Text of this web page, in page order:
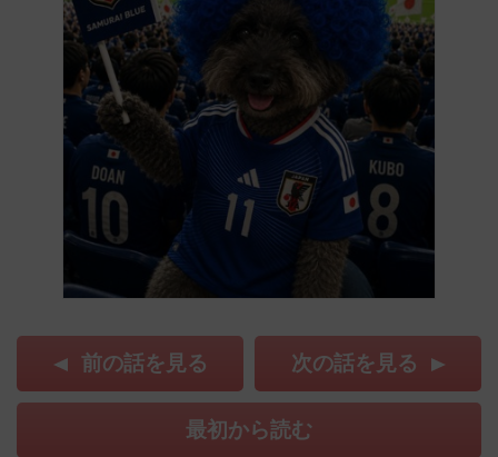
前の話を見る 次の話を見る
最初から読む